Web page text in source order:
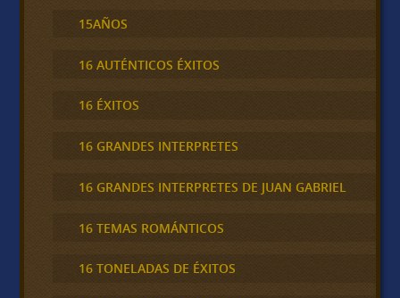
15AÑOS
16 AUTÉNTICOS ÉXITOS
16 ÉXITOS
16 GRANDES INTERPRETES
16 GRANDES INTERPRETES DE JUAN GABRIEL
16 TEMAS ROMÁNTICOS
16 TONELADAS DE ÉXITOS